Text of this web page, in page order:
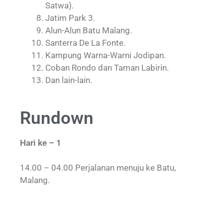
Satwa).
Jatim Park 3.
Alun-Alun Batu Malang.
Santerra De La Fonte.
Kampung Warna-Warni Jodipan.
Coban Rondo dan Taman Labirin.
Dan lain-lain.
Rundown
Hari ke – 1
14.00 – 04.00 Perjalanan menuju ke Batu,
Malang.